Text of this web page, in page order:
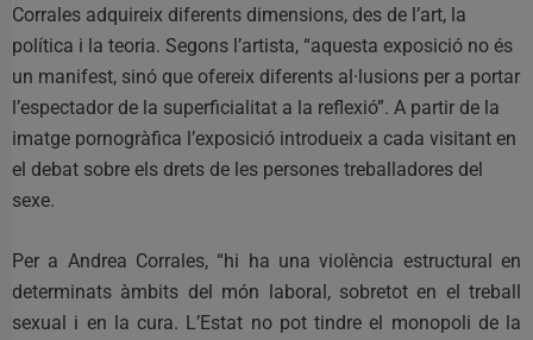
Corrales adquireix diferents dimensions, des de l’art, la
política i la teoria. Segons l’artista, “aquesta exposició no és
un manifest, sinó que ofereix diferents al·lusions per a portar
l’espectador de la superficialitat a la reflexió”. A partir de la
imatge pornogràfica l’exposició introdueix a cada visitant en
el debat sobre els drets de les persones treballadores del
sexe.
Per a Andrea Corrales, “hi ha una violència estructural en
determinats àmbits del món laboral, sobretot en el treball
sexual i en la cura. L’Estat no pot tindre el monopoli de la